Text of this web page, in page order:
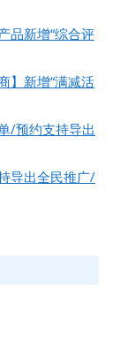
品新增“综合评
】新增“满减活
/预约支持导出
导出全民推广/